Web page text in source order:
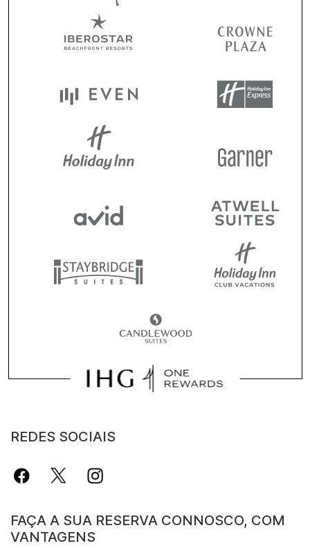
REDES SOCIAIS
FAÇA A SUA RESERVA CONNOSCO, COM
VANTAGENS